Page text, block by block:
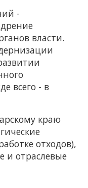
-
власти.
всего - в
краю
отходов),
и отраслевые